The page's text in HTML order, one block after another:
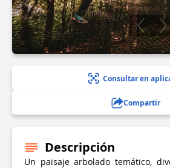
Consultar en
Compartir
Descripción
Un paisaje arbolado temático,